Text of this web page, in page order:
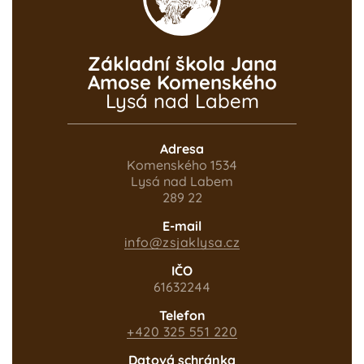
Automat na
Základní škola Jana
Amose Komenského
Lysá nad Labem
Adresa
Komenského 1534
Lysá nad Labem
289 22
E-mail
info@zsjaklysa.cz
IČO
61632244
Telefon
+420 325 551 220
Datová schránka